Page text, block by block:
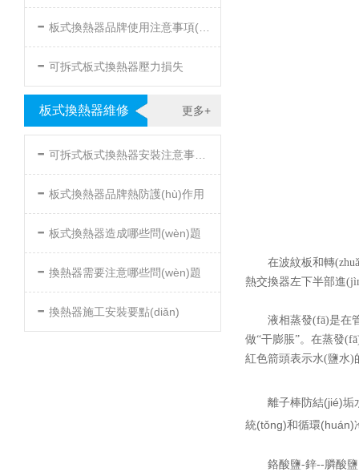
- 板式換熱器品牌使用注意事項(xiàng)
- 可拆式板式換熱器壓力損失
更多+
板式換熱器維修
- 可拆式板式換熱器安裝注意事項(xiàng)
- 板式換熱器品牌熱防護(hù)作用
- 板式換熱器造成哪些問(wèn)題
- 換熱器需要注意哪些問(wèn)題
- 換熱器施工安裝要點(diǎn)
在波紋板和轉
熱交換器左下半部進
液相蒸發(fā)是在
做“干膨脹”。在蒸發
紅色箭頭表示水(鹽水)
離子棒防結(jié)垢
統(tǒng)和循環(huán)冷
鉻酸鹽-鋅--膦酸